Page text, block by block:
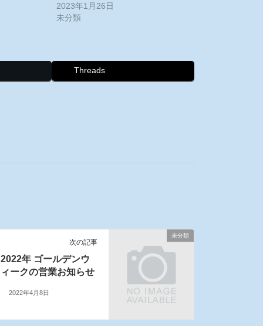
2023年1月26日
未分類
Threads
未分類
次の記事
2022年 ゴールデンウ
ィークの営業お知らせ
2022年4月8日